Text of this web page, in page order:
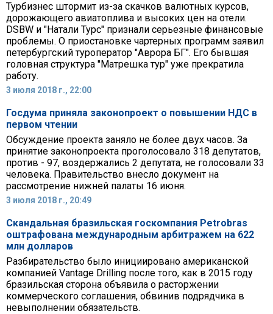
Турбизнес штормит из-за скачков валютных курсов,
дорожающего авиатоплива и высоких цен на отели.
DSBW и "Натали Турс" признали серьезные финансовые
проблемы. О приостановке чартерных программ заявил
петербургский туроператор "Аврора БГ". Его бывшая
головная структура "Матрешка тур" уже прекратила
работу.
3 июля 2018 г., 22:00
Госдума приняла законопроект о повышении НДС в
первом чтении
Обсуждение проекта заняло не более двух часов. За
принятие законопроекта проголосовало 318 депутатов,
против - 97, воздержались 2 депутата, не голосовали 33
человека. Правительство внесло документ на
рассмотрение нижней палаты 16 июня.
3 июля 2018 г., 20:49
Скандальная бразильская госкомпания Petrobras
оштрафована международным арбитражем на 622
млн долларов
Разбирательство было инициировано американской
компанией Vantage Drilling после того, как в 2015 году
бразильская сторона объявила о расторжении
коммерческого соглашения, обвинив подрядчика в
невыполнении обязательств.